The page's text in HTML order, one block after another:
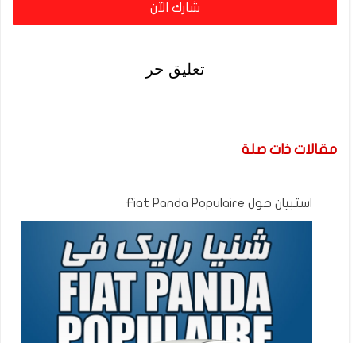
شارك الآن
تعليق حر
مقالات ذات صلة
استبيان حول Fiat Panda Populaire